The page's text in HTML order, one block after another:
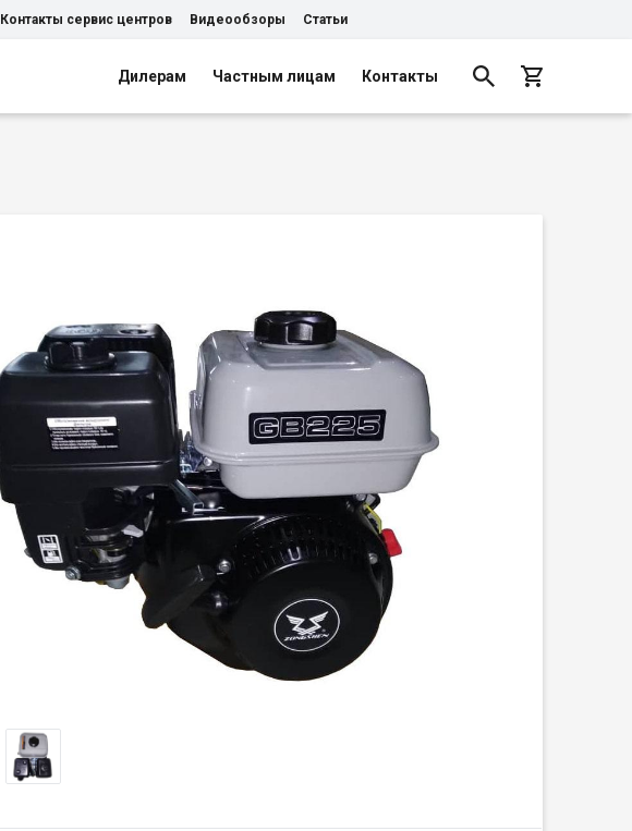
Контакты сервис центров Видеообзоры Статьи
Дилерам Частным лицам Контакты